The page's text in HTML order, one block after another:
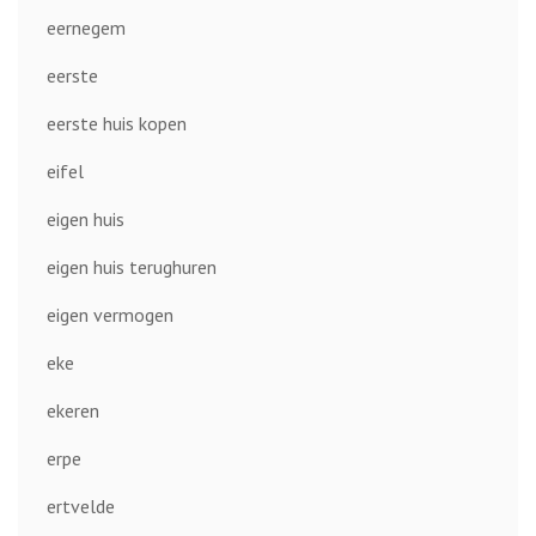
eernegem
eerste
eerste huis kopen
eifel
eigen huis
eigen huis terughuren
eigen vermogen
eke
ekeren
erpe
ertvelde